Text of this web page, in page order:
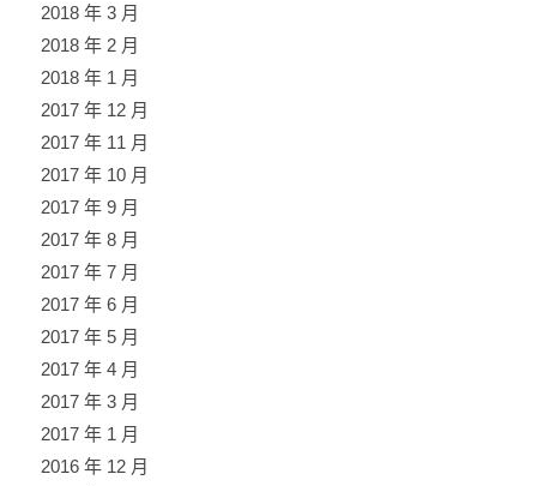
2018 年 3 月
2018 年 2 月
2018 年 1 月
2017 年 12 月
2017 年 11 月
2017 年 10 月
2017 年 9 月
2017 年 8 月
2017 年 7 月
2017 年 6 月
2017 年 5 月
2017 年 4 月
2017 年 3 月
2017 年 1 月
2016 年 12 月